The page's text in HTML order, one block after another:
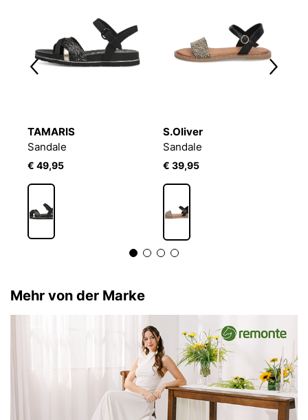
TAMARIS
Sandale
€ 49,95
S.Oliver
Sandale
€ 39,95
Mehr von der Marke